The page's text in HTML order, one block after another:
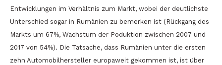
Entwicklungen im Verhältnis zum Markt, wobei der deutlichste
Unterschied sogar in Rumänien zu bemerken ist (Rückgang des
Markts um 67%, Wachstum der Poduktion zwischen 2007 und
2017 von 54%). Die Tatsache, dass Rumänien unter die ersten
zehn Automobilhersteller europaweit gekommen ist, ist über